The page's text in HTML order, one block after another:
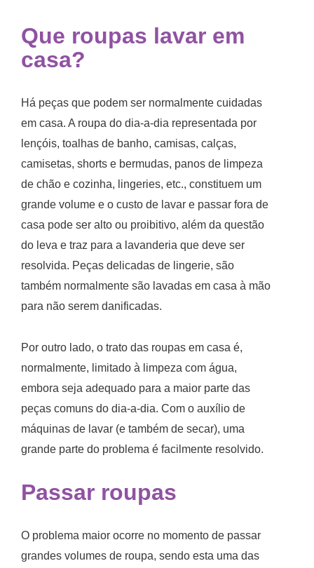
Que roupas lavar em
casa?
Há peças que podem ser normalmente cuidadas
em casa. A roupa do dia-a-dia representada por
lençóis, toalhas de banho, camisas, calças,
camisetas, shorts e bermudas, panos de limpeza
de chão e cozinha, lingeries, etc., constituem um
grande volume e o custo de lavar e passar fora de
casa pode ser alto ou proibitivo, além da questão
do leva e traz para a lavanderia que deve ser
resolvida. Peças delicadas de lingerie, são
também normalmente são lavadas em casa à mão
para não serem danificadas.
Por outro lado, o trato das roupas em casa é,
normalmente, limitado à limpeza com água,
embora seja adequado para a maior parte das
peças comuns do dia-a-dia. Com o auxílio de
máquinas de lavar (e também de secar), uma
grande parte do problema é facilmente resolvido.
Passar roupas
O problema maior ocorre no momento de passar
grandes volumes de roupa, sendo esta uma das